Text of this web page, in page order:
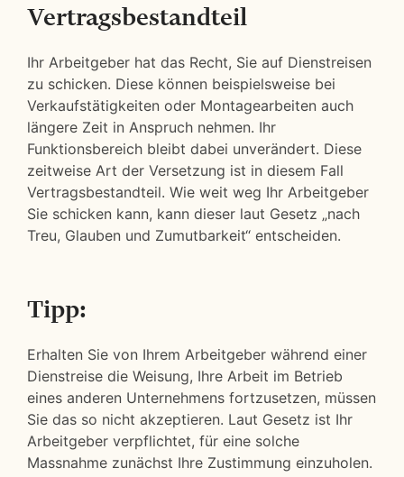
Vertragsbestandteil
Ihr Arbeitgeber hat das Recht, Sie auf Dienstreisen
zu schicken. Diese können beispielsweise bei
Verkaufstätigkeiten oder Montagearbeiten auch
längere Zeit in Anspruch nehmen. Ihr
Funktionsbereich bleibt dabei unverändert. Diese
zeitweise Art der Versetzung ist in diesem Fall
Vertragsbestandteil. Wie weit weg Ihr Arbeitgeber
Sie schicken kann, kann dieser laut Gesetz „nach
Treu, Glauben und Zumutbarkeit“ entscheiden.
Tipp:
Erhalten Sie von Ihrem Arbeitgeber während einer
Dienstreise die Weisung, Ihre Arbeit im Betrieb
eines anderen Unternehmens fortzusetzen, müssen
Sie das so nicht akzeptieren. Laut Gesetz ist Ihr
Arbeitgeber verpflichtet, für eine solche
Massnahme zunächst Ihre Zustimmung einzuholen.